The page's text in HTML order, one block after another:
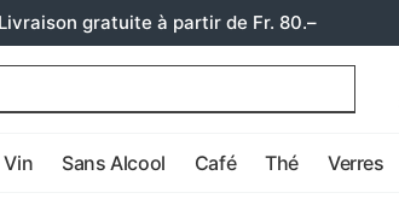
Livraison gratuite à partir de Fr. 80.–
Vin Sans Alcool Café Thé Verres